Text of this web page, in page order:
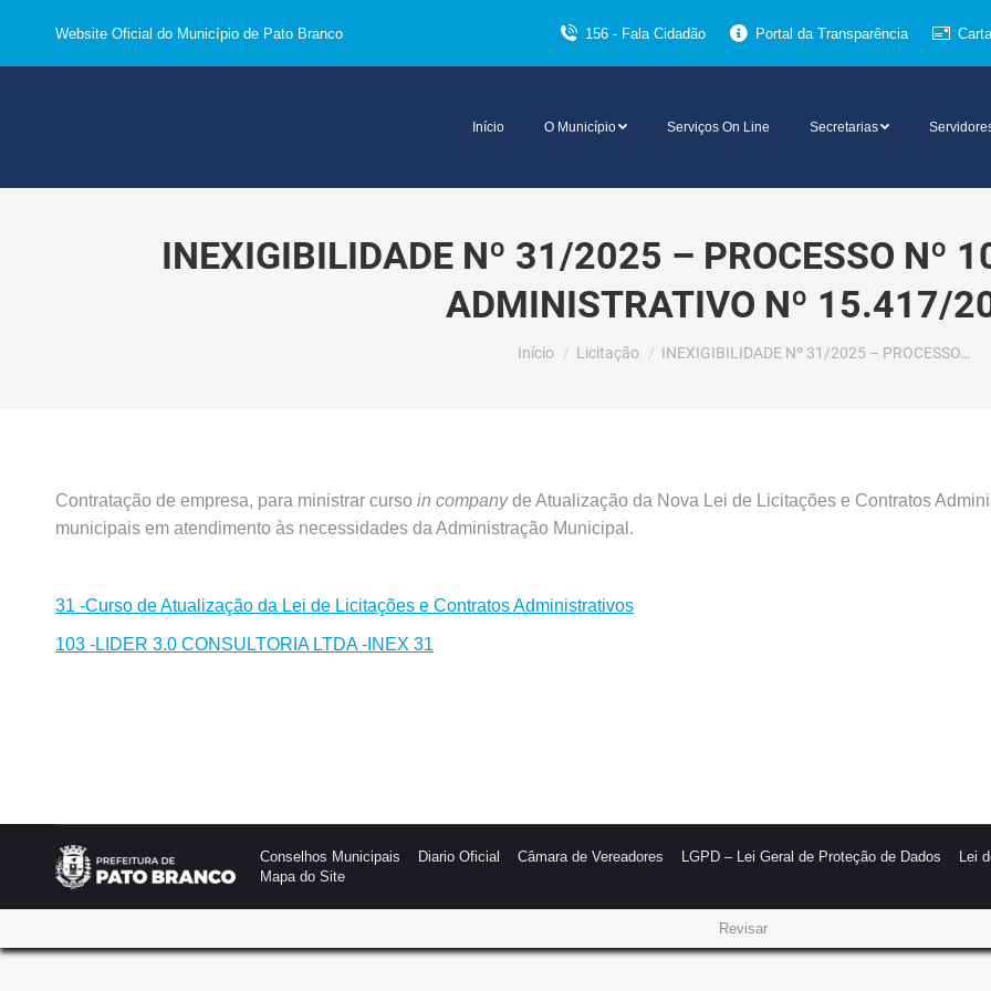
Website Oficial do Município de Pato Branco 156 - Fala Cidadão Portal da Transparência
Início O Município Serviços On Line Secretarias
INEXIGIBILIDADE Nº 31/2025 – PROCESSO Nº
ADMINISTRATIVO Nº 15.417/
Você está aqui:
Início Licitação INEXIGIBILIDADE Nº 31/2025 – PROCESSO…
Contratação de empresa, para ministrar curso in companyde Atualização da Nova Lei de Licitações e Contratos
municipais em atendimento às necessidades da Administração Municipal.
31 -Curso de Atualização da Lei de Licitações e Contratos Administrativos
103 -LIDER 3.0 CONSULTORIA LTDA -INEX 31
Conselhos Municipais Diario Oficial Câmara de Vereadores LGPD – Lei Geral de Proteção de Dados Lei
Mapa do Site
Revisar